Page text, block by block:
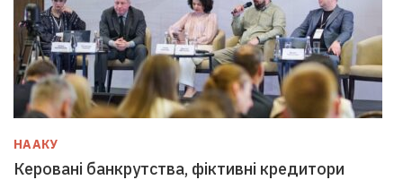
НААКУ
Керовані банкрутства, фіктивні кредитори